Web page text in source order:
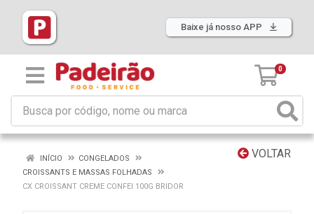
Baixe já nosso APP
0
VOLTAR
INÍCIO
CONGELADOS
CROISSANTS E MASSAS FOLHADAS
CX CROISSANT CREME CONFEI 100G BRIDOR